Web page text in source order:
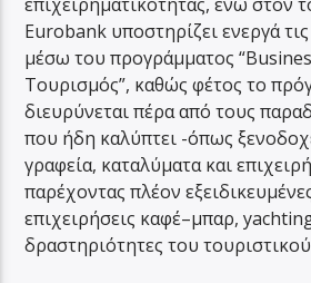
Eurobank υποστηρίζει ενεργά τις
μέσω του προγράμματος
Τουρισμός”, καθώς φέτος το
διευρύνεται πέρα από τους
που ήδη καλύπτει -όπως
γραφεία, καταλύματα και
παρέχοντας πλέον
επιχειρήσεις καφέ–μπαρ,
δραστηριότητες του